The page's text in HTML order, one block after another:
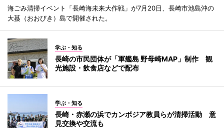
海ごみ清掃イベント「長崎海未来大作戦」が7月20日、長崎市池島沖の
大蟇（おおびき）島で開催された。
学ぶ・知る
長崎の市民団体が「軍艦島 野母崎MAP」制作 観
光施設・飲食店などで配布
学ぶ・知る
長崎・赤瀬の浜でカンボジア教員らが清掃活動 意
見交換や交流も